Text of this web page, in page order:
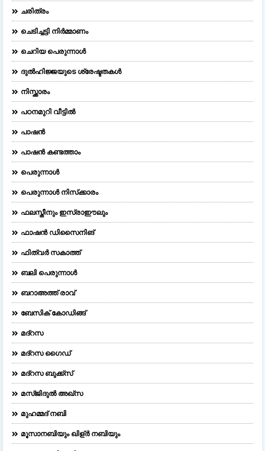
ചരിത്രം
ചെടിച്ചട്ടി നിർമ്മാണം
ചെറിയ പെരുന്നാള്‍
ദുല്‍ഹിജ്ജയുടെ ശ്രേഷ്ടതകള്‍
നിസ്ക്കാരം
പഠനമുറി വീട്ടിൽ
പാഷൻ
പാഷൻ കണ്ടത്താം
പെരുന്നാള്‍
പെരുന്നാള്‍ നിസ്‌ക്കാരം
ഫലസ്തീനും ഇസ്രാഈലും
ഫാഷന്‍ ഡിസൈനിങ്‌
ഫിത്വർ സകാത്ത്
ബലി പെരുന്നാള്‍
ബറാഅത്ത് രാവ്
ബേസിക് കോഡിങ്ങ്
മദ്റസ
മദ്‌റസ ഗൈഡ്
മദ്റസ ബുക്ക്സ്
മസ്ജിദുല്‍ അഖ്‌സ
മുഹമ്മദ് നബി
മൂസാനബിയും ഖിള്ർ നബിയും